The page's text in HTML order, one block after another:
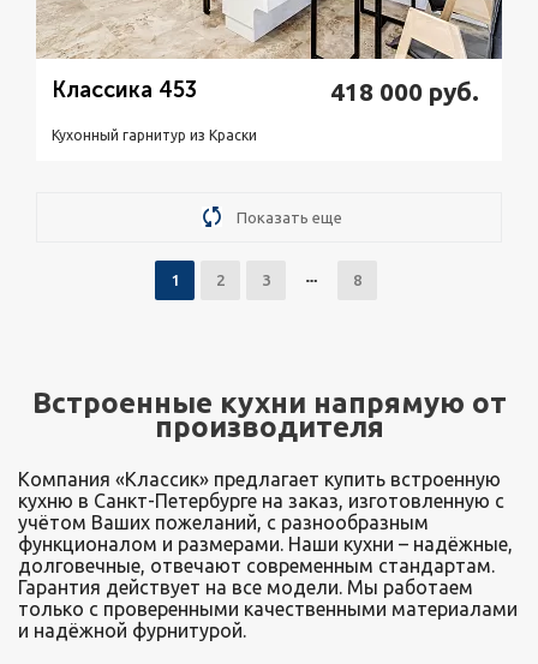
Классика 453 418 000 руб.
Кухонный гарнитур из Краски
Подробнее
Показать еще
1 2 3 8
Встроенные кухни напрямую от
производителя
Компания «Классик» предлагает купить встроенную
кухню в Санкт-Петербурге на заказ, изготовленную с
учётом Ваших пожеланий, с разнообразным
функционалом и размерами. Наши кухни – надёжные,
долговечные, отвечают современным стандартам.
Гарантия действует на все модели. Мы работаем
только с проверенными качественными материалами
и надёжной фурнитурой.